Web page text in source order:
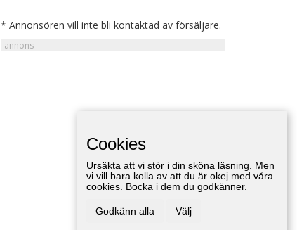
* Annonsören vill inte bli kontaktad av försäljare.
Cookies
Ursäkta att vi stör i din sköna läsning. Men
vi vill bara kolla av att du är okej med våra
cookies. Bocka i dem du godkänner.
Godkänn alla Välj